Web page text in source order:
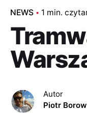
NEWS 1 min.
Autor
Piotr